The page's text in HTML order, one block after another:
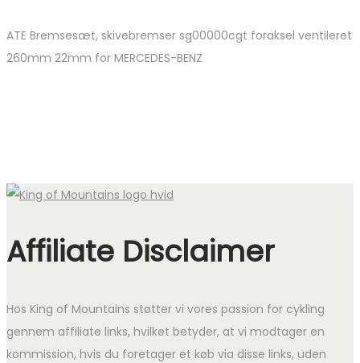
ATE Bremsesæt, skivebremser sg00000cgt foraksel ventileret
260mm 22mm for MERCEDES-BENZ
Affiliate Disclaimer
Hos King of Mountains støtter vi vores passion for cykling
gennem affiliate links, hvilket betyder, at vi modtager en
kommission, hvis du foretager et køb via disse links, uden